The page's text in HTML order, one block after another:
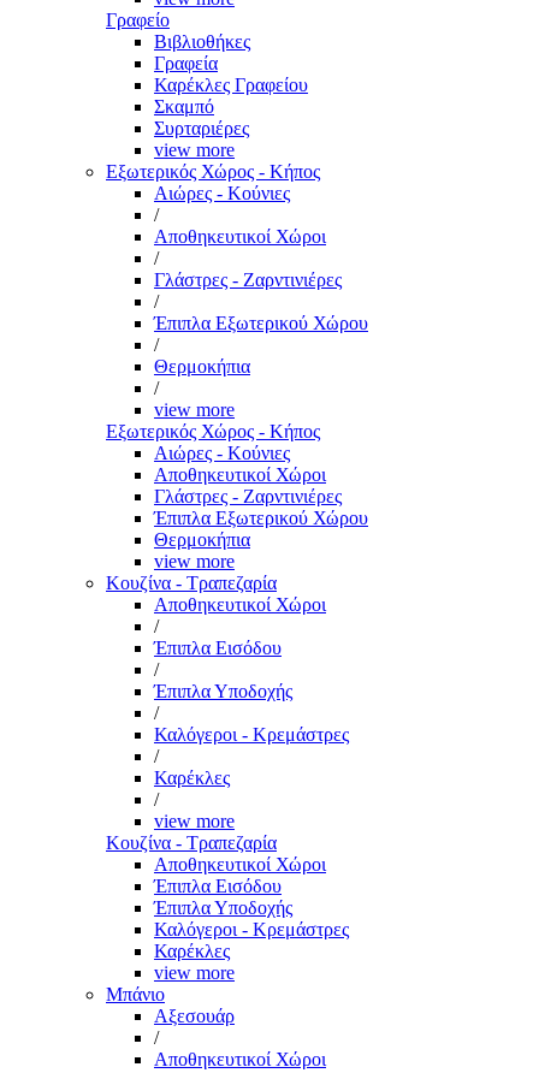
Γραφείο
Βιβλιοθήκες
Γραφεία
Καρέκλες Γραφείου
Σκαμπό
Συρταριέρες
view more
Εξωτερικός Χώρος - Κήπος
Αιώρες - Κούνιες
/
Αποθηκευτικοί Χώροι
/
Γλάστρες - Ζαρντινιέρες
/
Έπιπλα Εξωτερικού Χώρου
/
Θερμοκήπια
/
view more
Εξωτερικός Χώρος - Κήπος
Αιώρες - Κούνιες
Αποθηκευτικοί Χώροι
Γλάστρες - Ζαρντινιέρες
Έπιπλα Εξωτερικού Χώρου
Θερμοκήπια
view more
Κουζίνα - Τραπεζαρία
Αποθηκευτικοί Χώροι
/
Έπιπλα Εισόδου
/
Έπιπλα Υποδοχής
/
Καλόγεροι - Κρεμάστρες
/
Καρέκλες
/
view more
Κουζίνα - Τραπεζαρία
Αποθηκευτικοί Χώροι
Έπιπλα Εισόδου
Έπιπλα Υποδοχής
Καλόγεροι - Κρεμάστρες
Καρέκλες
view more
Μπάνιο
Αξεσουάρ
/
Αποθηκευτικοί Χώροι